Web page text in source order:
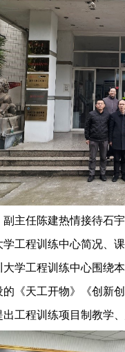
主任陈建热情接待石
工程训练中心简况、
学工程训练中心围绕
《天工开物》《创新
工程训练项目制教学